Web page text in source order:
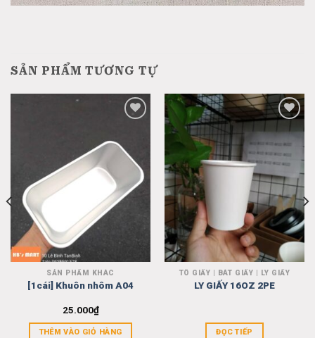
SẢN PHẨM TƯƠNG TỰ
wishlist
SẢN PHẨM KHÁC
[1cái] Khuôn nhôm A04
25.000₫
THÊM VÀO GIỎ HÀNG
Add
wishlist
TÔ GIẤY | BÁT GIẤY | LY GIẤY
LY GIẤY 16OZ 2PE
ĐỌC TIẾP